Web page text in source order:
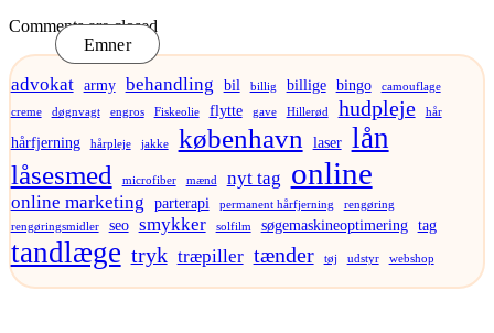
Comments are closed
Emner
advokat army behandling bil billig billige bingo camouflage
creme døgnvagt engros Fiskeolie flytte gave Hillerød hudpleje hår
hårfjerning hårpleje jakke københavn laser lån
låsesmed microfiber mænd nyt tag online
online marketing parterapi permanent hårfjerning
rengøring
rengøringsmidler
seo smykker solfilm søgemaskineoptimering tag
tandlæge tryk træpiller tænder tøj udstyr webshop